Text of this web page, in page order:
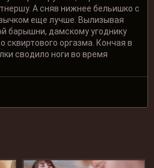
А сняв нижнее бельишко с
еще лучше. Вылизывая
барышни, дамскому угоднику
сквиртового оргазма. Кончая в
сводило ноги во время